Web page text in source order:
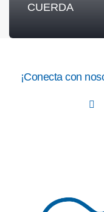
CUERDA
¡Conecta con